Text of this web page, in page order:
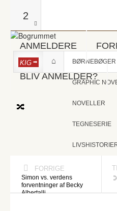
2
ANMELDERE
BLIV ANMELDER?
KIG BØRNEBØGER
GRAPHIC
NOVELLER
TEGNESERIE
FORRIGE
Simon vs. verdens
forventninger af Becky
Albertalli